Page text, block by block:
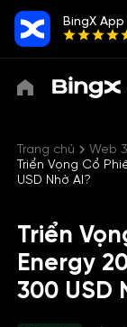
BingX App
Trang chủ
Web 3
Triển Vọng Cổ
USD Nhờ AI?
Triển
Energy
300 USD